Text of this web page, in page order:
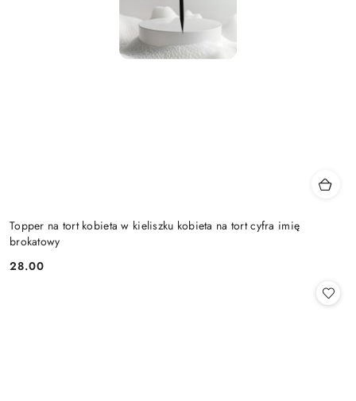
Topper na tort kobieta w kieliszku kobieta na tort cyfra imię
brokatowy
Cena:
28.00